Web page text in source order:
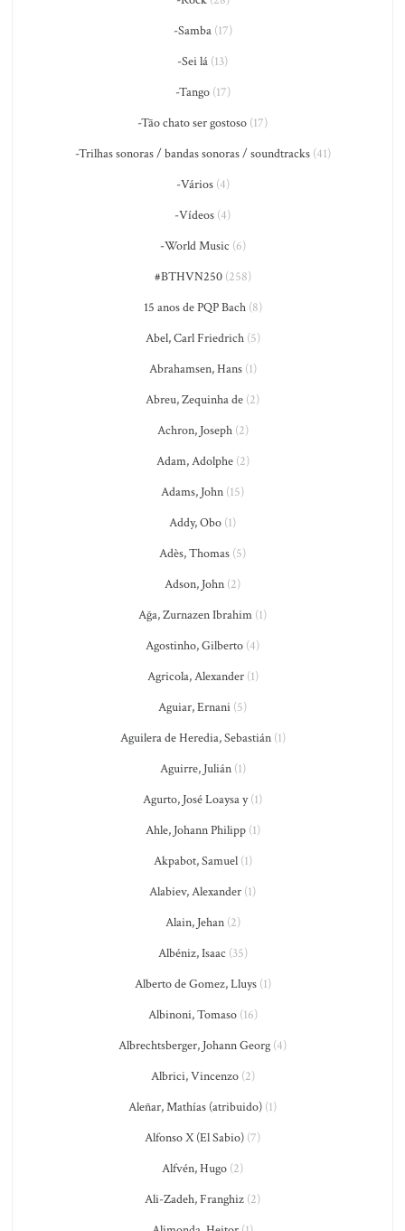
-Samba(17)
-Sei lá (13)
-Tango(17)
-Tão chato ser gostoso (17)
-Trilhas sonoras / bandas sonoras / soundtracks(41)
-Vários(4)
-Vídeos (4)
-World Music (6)
#BTHVN250(258)
15 anos de PQP Bach(8)
Abel, Carl Friedrich(5)
Abrahamsen, Hans(1)
Abreu, Zequinha de (2)
Achron, Joseph(2)
Adam, Adolphe(2)
Adams, John (15)
Addy, Obo (1)
Adès, Thomas (5)
Adson, John (2)
Ağa, Zurnazen Ibrahim (1)
Agostinho, Gilberto (4)
Agricola, Alexander(1)
Aguiar, Ernani (5)
Aguilera de Heredia, Sebastián(1)
Aguirre, Julián(1)
Agurto, José Loaysa y(1)
Ahle, Johann Philipp(1)
Akpabot, Samuel(1)
Alabiev, Alexander (1)
Alain, Jehan(2)
Albéniz, Isaac (35)
Alberto de Gomez, Lluys(1)
Albinoni, Tomaso(16)
Albrechtsberger, Johann Georg (4)
Albrici, Vincenzo(2)
Aleñar, Mathías (atribuido) (1)
Alfonso X (El Sabio) (7)
Alfvén, Hugo (2)
Ali-Zadeh, Franghiz (2)